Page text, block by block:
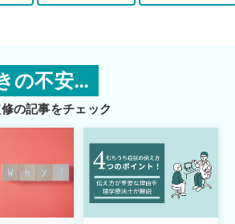
の不安…
の記事をチェック